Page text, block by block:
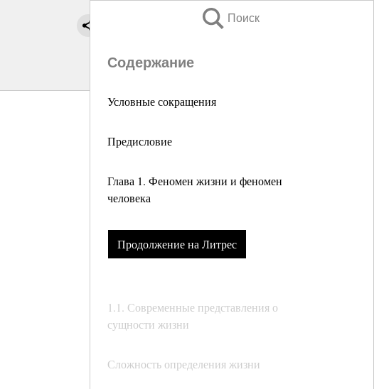
Поиск
Содержание
Условные сокращения
Предисловие
Глава 1. Феномен жизни и феномен
человека
Продолжение на Литрес
1.1. Современные представления о
сущности жизни
Сложность определения жизни